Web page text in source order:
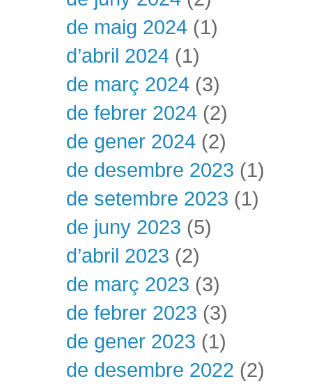
de maig 2024 (1)
d’abril 2024 (1)
de març 2024 (3)
de febrer 2024 (2)
de gener 2024 (2)
de desembre 2023 (1)
de setembre 2023 (1)
de juny 2023 (5)
d’abril 2023 (2)
de març 2023 (3)
de febrer 2023 (3)
de gener 2023 (1)
de desembre 2022 (2)